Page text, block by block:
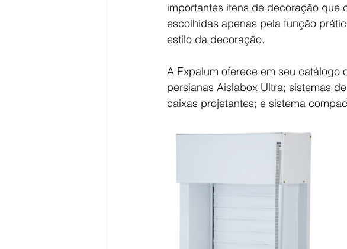
importantes itens de decoração que
escolhidas apenas pela função
estilo da decoração.
A Expalum oferece em seu catálogo
persianas Aislabox Ultra; sistemas
caixas projetantes; e sistema